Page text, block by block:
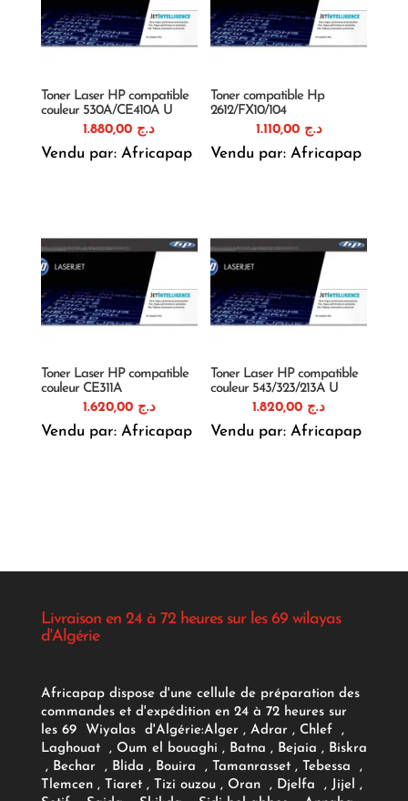
Toner Laser HP compatible
couleur 530A/CE410A U
د.ج
Vendu par: Africapap
Toner compatible Hp
2612/FX10/104
د.ج 1.110,00
Vendu par: Africapap
Toner Laser HP compatible
couleur CE311A
د.ج 1.620,00
Vendu par: Africapap
Toner Laser HP compatible
couleur 543/323/213A U
د.ج
Vendu par: Africapap
Livraison en 24 à 72 heures sur les 69 wilayas
d'Algérie
Africapap dispose d'une cellule de préparation des
commandes et d'expédition en 24 à 72 heures sur
les 69 Wiyalas d'Algérie:Alger , Adrar, Chlef ,
Laghouat , Oum el bouaghi , Batna , Bejaia , Biskra
, Bechar , Blida , Bouira , Tamanrasset , Tebessa ,
Tlemcen , Tiaret , Tizi ouzou , Oran , Djelfa , Jijel ,